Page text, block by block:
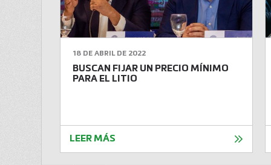
18 DE ABRIL DE 2022
BUSCAN FIJAR UN PRECIO MÍNIMO
PARA EL LITIO
LEER MÁS